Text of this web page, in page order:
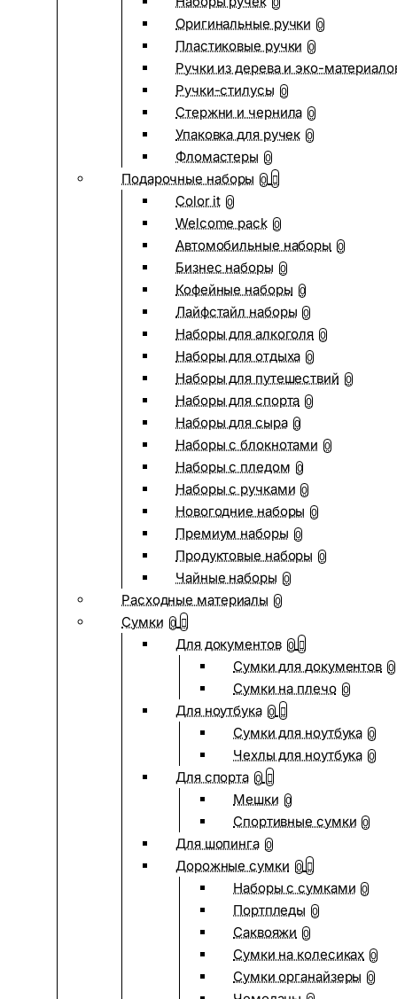
0
Оригинальные ручки 0
Пластиковые ручки 0
Ручки из дерева и эко-
Ручки-стилусы 0
Стержни и чернила 0
Упаковка для ручек 0
Фломастеры 0
Подарочные наборы 0
Color it 0
Welcome pack 0
Автомобильные наборы 0
Бизнес наборы 0
Кофейные наборы 0
Лайфстайл наборы 0
Наборы для алкоголя 0
Наборы для отдыха 0
Наборы для путешествий 0
Наборы для спорта 0
Наборы для сыра 0
Наборы с блокнотами 0
Наборы с пледом 0
Наборы с ручками 0
Новогодние наборы 0
Премиум наборы 0
Продуктовые наборы 0
Чайные наборы 0
Расходные материалы 0
Сумки 0
Для документов 0
Сумки для документов 0
Сумки на плечо 0
Для ноутбука 0
Сумки для ноутбука 0
Чехлы для ноутбука 0
Для спорта 0
Мешки 0
Спортивные сумки 0
Для шопинга 0
Дорожные сумки 0
Наборы с сумками 0
Портпледы 0
Саквояжи 0
Сумки на колесиках 0
Сумки органайзеры 0